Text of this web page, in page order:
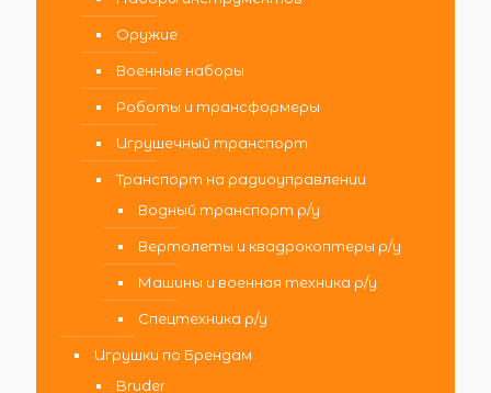
Оружие
Военные наборы
Роботы и трансформеры
Игрушечный транспорт
Транспорт на радиоуправлении
Водный транспорт р/у
Вертолеты и квадрокоптеры р/у
Машины и военная техника р/у
Спецтехника р/у
Игрушки по Брендам
Bruder